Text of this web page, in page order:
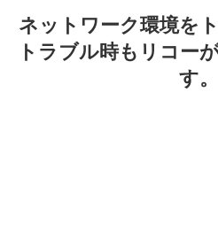
ネットワーク環境を
トラブル時もリコー
す。